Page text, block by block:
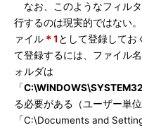
なお、このようなフィル
行するのは現実的ではない
ァイル ＊1 として登録してお
て登録するには、ファイル
ォルダは
「
る必要がある（ユーザー単
「C:\Documents and